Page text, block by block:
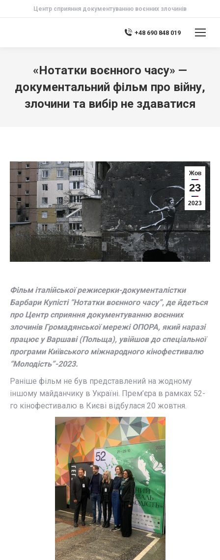
Центр сприяння документуванню воєнних злочинів
+48 690 848 019
«Нотатки воєнного часу» —
документальний фільм про війну,
злочини та вибір не здаватися
Жов
23
2023
Фільм італійської режисерки-документалістки
Барбари Купісті “Нотатки воєнного часу”, де йдеться
про Центр сприяння документуванню воєнних
злочинів Громадянської мережі ОПОРА, який наразі
працює у Варшаві (Польща), увійшов до спеціальної
програми Київського міжнародного кінофестивалю
“Молодість”-2023.
Раніше фільм не був представлений на жодному
іншому майданчику в Україні. Прем’єра в рамках 52-
го кінофестивалю в Києві відбулася 20 жовтня.